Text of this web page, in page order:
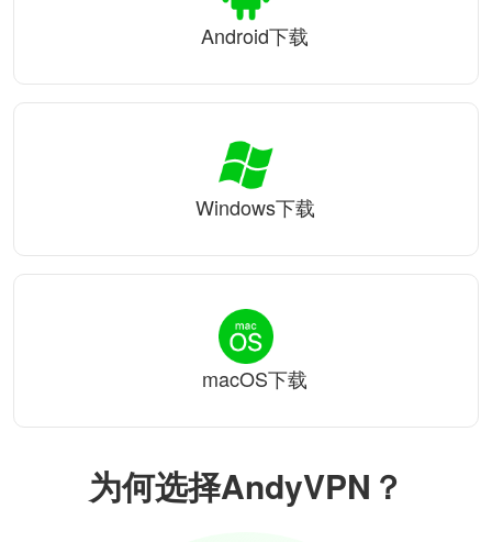
为何选择AndyVPN？
Android下载
Windows下载
macOS下载